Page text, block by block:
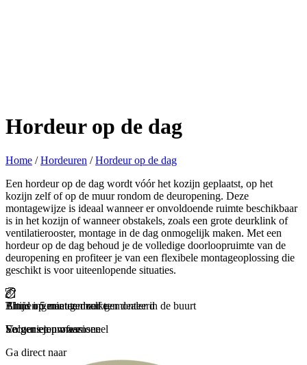
Hordeur op de dag
Home / Hordeuren / Hordeur op de dag
Een hordeur op de dag wordt vóór het kozijn geplaatst, op het
kozijn zelf of op de muur rondom de deuropening. Deze
montagewijze is ideaal wanneer er onvoldoende ruimte beschikbaar
is in het kozijn of wanneer obstakels, zoals een grote deurklink of
ventilatierooster, montage in de dag onmogelijk maken. Met een
hordeur op de dag behoud je de volledige doorloopruimte van de
deuropening en profiteer je van een flexibele montageoplossing die
geschikt is voor uiteenlopende situaties.
Binnen 5 minuten zelf gemonteerd
En genieten maar
Thuis ingemeten door een dealer in de buurt
Secuur en professioneel
Altijd op maat gemaakt
Volgens jouw wensen
Snel geleverd
Zorgeloos en snel
Ga direct naar